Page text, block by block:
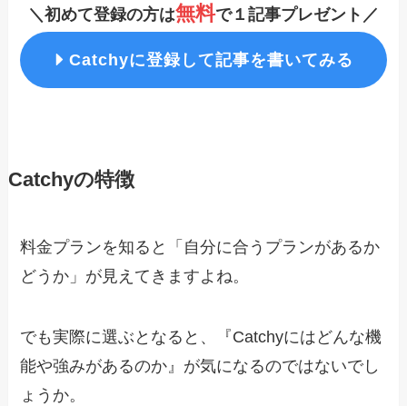
＼初めて登録の方は無料で１記事プレゼント／
Catchyに登録して記事を書いてみる
Catchyの特徴
料金プランを知ると「自分に合うプランがあるか
どうか」が見えてきますよね。
でも実際に選ぶとなると、『Catchyにはどんな機
能や強みがあるのか』が気になるのではないでし
ょうか。